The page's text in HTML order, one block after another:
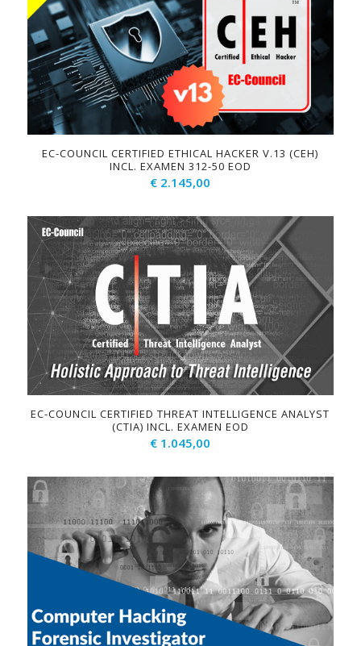
EC-COUNCIL CERTIFIED ETHICAL HACKER V.13 (CEH)
INCL. EXAMEN 312-50 EOD
€ 2.145,00
EC-COUNCIL CERTIFIED THREAT INTELLIGENCE ANALYST
(CTIA) INCL. EXAMEN EOD
€ 1.045,00